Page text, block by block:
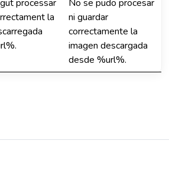
processar
la
No se pudo procesar
ni guardar
correctamente la
imagen descargada
desde %url%.